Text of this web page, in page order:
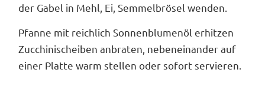
der Gabel in Mehl, Ei, Semmelbrösel wenden.
Pfanne mit reichlich Sonnenblumenöl erhitzen
Zucchinischeiben anbraten, nebeneinander auf
einer Platte warm stellen oder sofort servieren.